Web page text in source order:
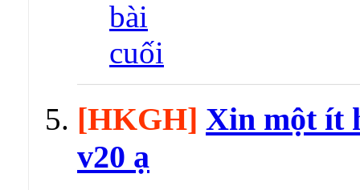
[HKGH] Xin một ít
v20 ạ